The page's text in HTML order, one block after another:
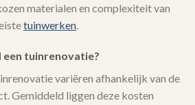
materialen en complexiteit van
tuinwerken
tuinrenovatie?
variëren afhankelijk van de
Gemiddeld liggen deze kosten